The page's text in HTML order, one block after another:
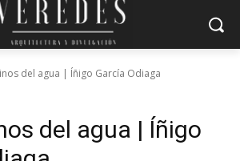
del agua | Íñigo García Odiaga
del agua | Íñigo